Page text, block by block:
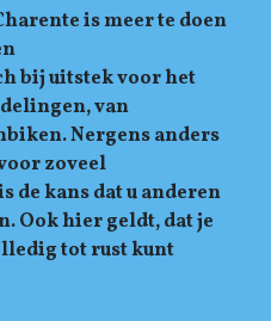
is meer te doen
bij uitstek voor het
van
Nergens anders
zoveel
de kans dat u anderen
Ook hier geldt, dat je
tot rust kunt